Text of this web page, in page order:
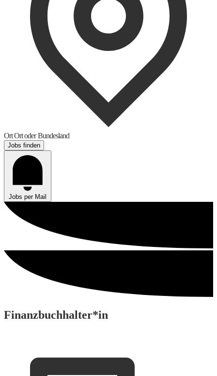
OrtOrt oder Bundesland
Jobs finden
Jobs per Mail
Finanzbuchhalter*in